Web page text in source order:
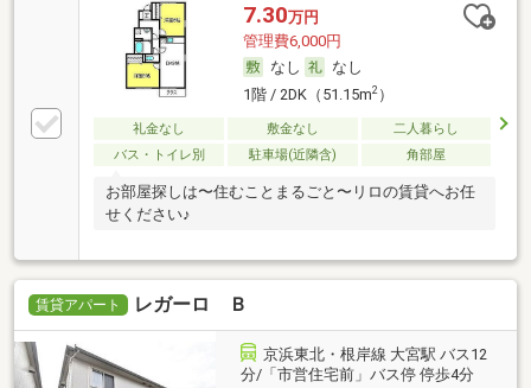
7.30万円
管理費6,000円
なし
なし
1階 / 2DK（51.15m2）
礼金なし 敷金なし
二人暮らし
バス・トイレ別
駐車場(近隣含) 角部屋
お部屋探しは〜住むことまるごと〜リロの賃貸へお任
せください♪
賃貸アパート レガーロ Ｂ
京浜東北・根岸線 大宮駅 バス12
分/「市営住宅前」バス停 停歩4分